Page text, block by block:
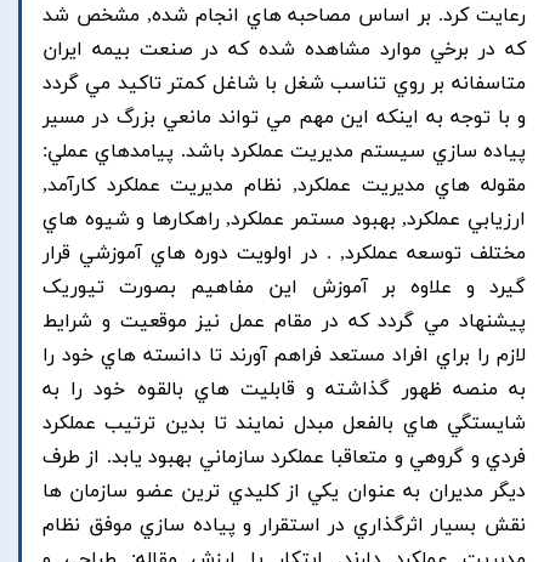
رعايت کرد. بر اساس مصاحبه هاي انجام شده, مشخص شد
که در برخي موارد مشاهده شده که در صنعت بيمه ايران
متاسفانه بر روي تناسب شغل با شاغل کمتر تاکيد مي گردد
و با توجه به اينکه اين مهم مي تواند مانعي بزرگ در مسير
پياده سازي سيستم مديريت عملکرد باشد. پيامدهاي عملي:
مقوله هاي مديريت عملکرد, نظام مديريت عملکرد کارآمد,
ارزيابي عملکرد, بهبود مستمر عملکرد, راهکارها و شيوه هاي
مختلف توسعه عملکرد, . در اولويت دوره هاي آموزشي قرار
گيرد و علاوه بر آموزش اين مفاهيم بصورت تيوريک
پيشنهاد مي گردد که در مقام عمل نيز موقعيت و شرايط
لازم را براي افراد مستعد فراهم آورند تا دانسته هاي خود را
به منصه ظهور گذاشته و قابليت هاي بالقوه خود را به
شايستگي هاي بالفعل مبدل نمايند تا بدين ترتيب عملکرد
فردي و گروهي و متعاقبا عملکرد سازماني بهبود يابد. از طرف
ديگر مديران به عنوان يکي از کليدي ترين عضو سازمان ها
نقش بسيار اثرگذاري در استقرار و پياده سازي موفق نظام